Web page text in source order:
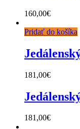
160,00€
Pridať do košíka
181,00€
181,00€